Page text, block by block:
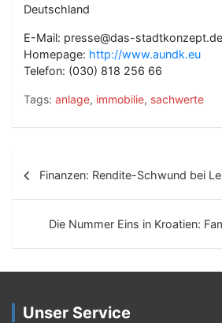
Deutschland
E-Mail: presse@das-stadtkonzept.de
Homepage: http://www.aundk.eu
Telefon: (030) 818 256 66
Tags: anlage, immobilie, sachwerte
t
r
a
Finanzen: Rendite-Schwund bei
Die Nummer Eins in Kroatien:
Unser Service